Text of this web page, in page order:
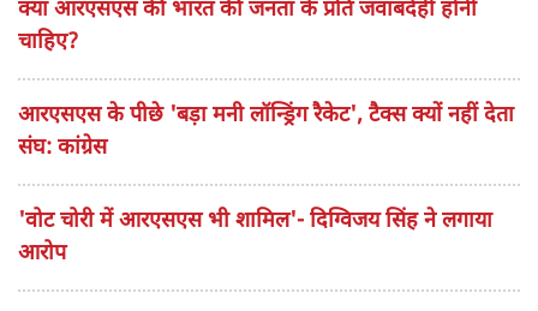
क्या आरएसएस की भारत की जनता के प्रति जवाबदेही होनी
चाहिए?
आरएसएस के पीछे 'बड़ा मनी लॉन्ड्रिंग रैकेट', टैक्स क्यों नहीं देता
संघ: कांग्रेस
'वोट चोरी में आरएसएस भी शामिल'- दिग्विजय सिंह ने लगाया
आरोप